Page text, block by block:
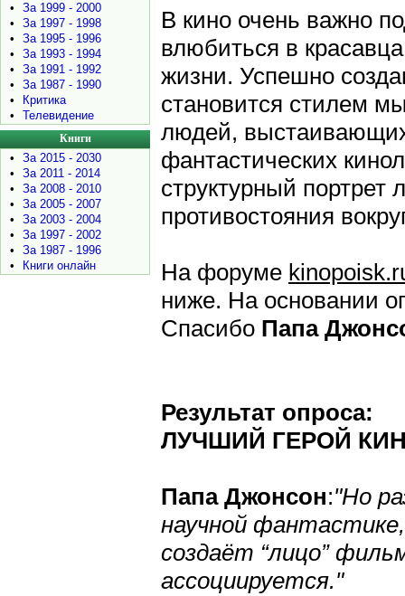
•
За 1999 - 2000
•
За 1997 - 1998
•
За 1995 - 1996
•
За 1993 - 1994
•
За 1991 - 1992
•
За 1987 - 1990
•
Критика
•
Телевидение
Книги
•
За 2015 - 2030
•
За 2011 - 2014
•
За 2008 - 2010
•
За 2005 - 2007
•
За 2003 - 2004
•
За 1997 - 2002
•
За 1987 - 1996
•
Книги онлайн
В кино очень важно
влюбиться в
жизни. Успешно
становится стилем
людей,
фантастических
структурный портрет
противостояния
На форуме
ниже. На основании
Спасибо Папа
Результат опроса:
ЛУЧШИЙ ГЕРОЙ
Папа Джонсон:"Но
научной
создаёт “лицо”
ассоциируется."